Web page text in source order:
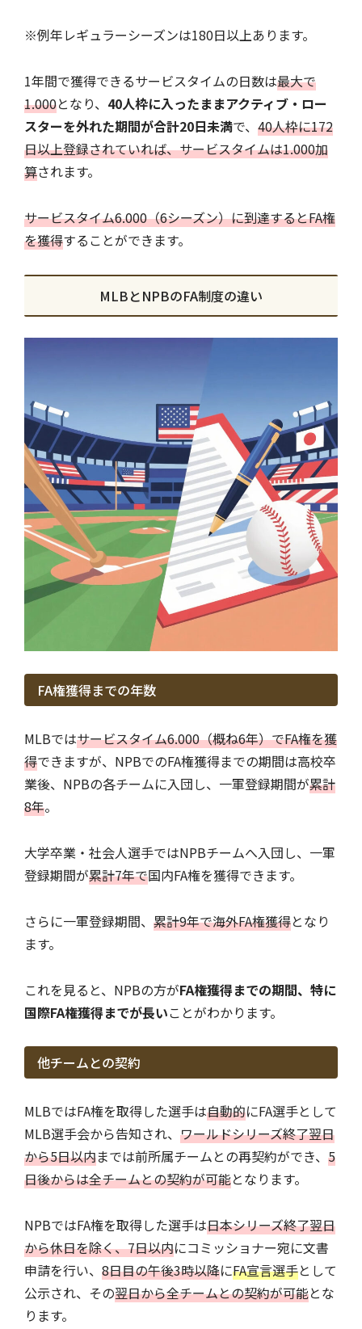
※例年レギュラーシーズンは180日以上あります。
1年間で獲得できるサービスタイムの日数は最大で
1.000となり、 40人枠に入ったままアクティブ・ロー
スターを外れた期間が合計20日未満で、 40人枠に172
日以上登録されていれば、サービスタイムは1.000加
算されます。
サービスタイム6.000（6シーズン）に到達するとFA権
を獲得することができます。
MLBとNPBのFA制度の違い
FA権獲得までの年数
MLBではサービスタイム6.000（概ね6年）でFA権を獲
得できますが、NPBでのFA権獲得までの期間は高校卒
業後、NPBの各チームに入団し、一軍登録期間が累計
8年。
大学卒業・社会人選手ではNPBチームへ入団し、一軍
登録期間が累計7年で国内FA権を獲得できます。
さらに一軍登録期間、 累計9年で海外FA権獲得となり
ます。
これを見ると、NPBの方がFA権獲得までの期間、特に
国際FA権獲得までが長いことがわかります。
他チームとの契約
MLBではFA権を取得した選手は自動的にFA選手として
MLB選手会から告知され、 ワールドシリーズ終了翌日
から5日以内までは前所属チームとの再契約ができ、 5
日後からは全チームとの契約が可能となります。
NPBではFA権を取得した選手は日本シリーズ終了翌日
から休日を除く、7日以内にコミッショナー宛に文書
申請を行い、 8日目の午後3時以降にFA宣言選手として
公示され、その翌日から全チームとの契約が可能とな
ります。